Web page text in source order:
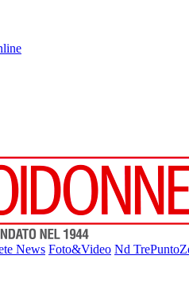
News Foto&Video Nd